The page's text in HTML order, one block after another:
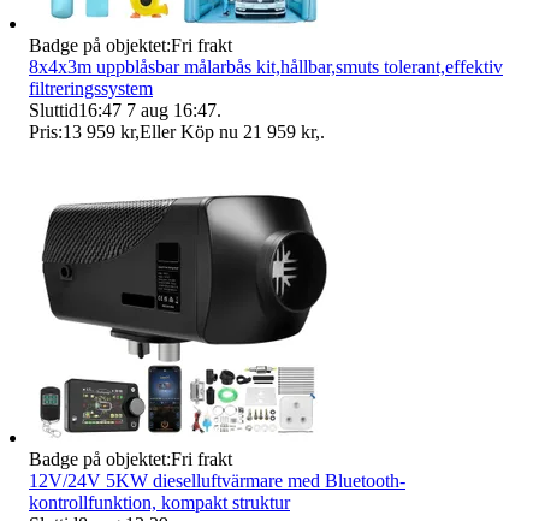
Badge på objektet:Fri frakt
8x4x3m uppblåsbar målarbås kit,hållbar,smuts tolerant,effektiv
filtreringssystem
Sluttid16:47 7 aug 16:47.
Pris:13 959 kr,Eller Köp nu 21 959 kr,.
Badge på objektet:Fri frakt
12V/24V 5KW dieselluftvärmare med Bluetooth-
kontrollfunktion, kompakt struktur